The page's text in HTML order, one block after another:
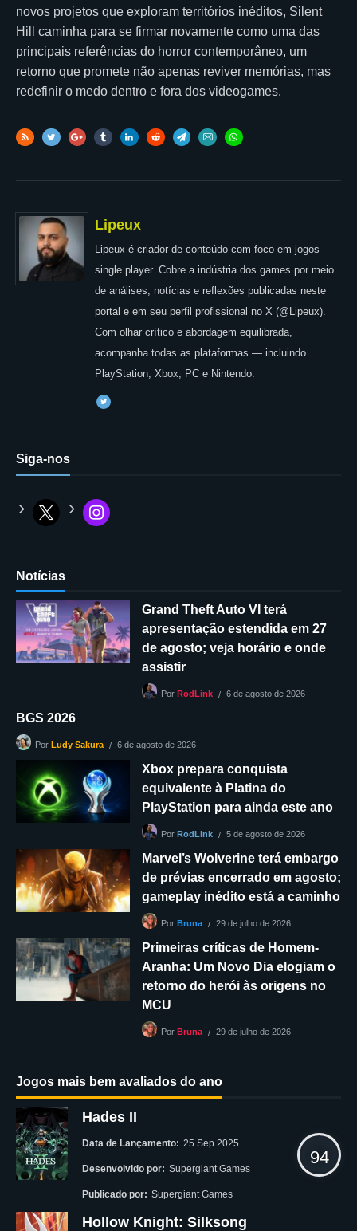
novos projetos que exploram territórios inéditos, Silent
Hill caminha para se firmar novamente como uma das
principais referências do horror contemporâneo, um
retorno que promete não apenas reviver memórias, mas
redefinir o medo dentro e fora dos videogames.
Lipeux
Lipeux é criador de conteúdo com foco em jogos
single player. Cobre a indústria dos games por meio
de análises, notícias e reflexões publicadas neste
portal e em seu perfil profissional no X (@Lipeux).
Com olhar crítico e abordagem equilibrada,
acompanha todas as plataformas — incluindo
PlayStation, Xbox, PC e Nintendo.
Siga-nos
Notícias
Grand Theft Auto VI terá
apresentação estendida em 27
de agosto; veja horário e onde
assistir
Por RodLink 6 de agosto de 2026
BGS 2026
Por Ludy Sakura 6 de agosto de 2026
Xbox prepara conquista
equivalente à Platina do
PlayStation para ainda este ano
Por RodLink 5 de agosto de 2026
Marvel’s Wolverine terá embargo
de prévias encerrado em agosto;
gameplay inédito está a caminho
Por Bruna 29 de julho de 2026
Primeiras críticas de Homem-
Aranha: Um Novo Dia elogiam o
retorno do herói às origens no
MCU
Por Bruna 29 de julho de 2026
Jogos mais bem avaliados do ano
Hades II
Data de Lançamento: 25 Sep 2025
Desenvolvido por: Supergiant Games
Publicado por: Supergiant Games
94
Hollow Knight: Silksong